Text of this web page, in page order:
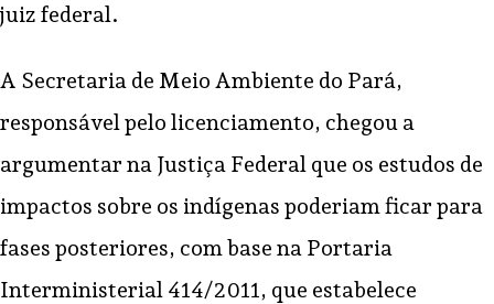
juiz federal.
A Secretaria de Meio Ambiente do Pará,
responsável pelo licenciamento, chegou a
argumentar na Justiça Federal que os estudos de
impactos sobre os indígenas poderiam ficar para
fases posteriores, com base na Portaria
Interministerial 414/2011, que estabelece